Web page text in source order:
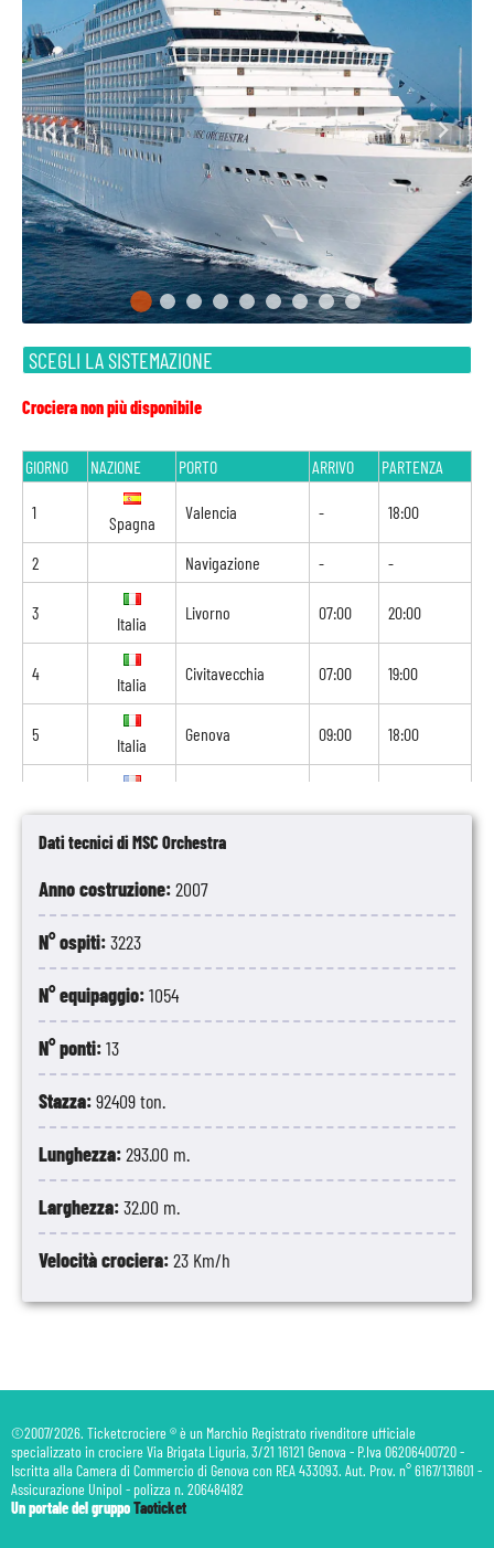
Dati tecnici di MSC Orchestra
Anno costruzione:2007
N° ospiti:3223
N° equipaggio:1054
N° ponti:13
Stazza:92409 ton.
Lunghezza:293.00 m.
Larghezza:32.00 m.
Velocità crociera:23 Km/h
SCEGLI LA SISTEMAZIONE
Crociera non più disponibile
GIORNO NAZIONE PORTO ARRIVO PARTENZA
1
Spagna
Valencia - 18:00
2 Navigazione - -
3
Italia
Livorno 07:00 20:00
4
Italia
Civitavecchia 07:00 19:00
5
Italia
Genova 09:00 18:00
Tarragona
8 Valencia 07:00 -
©2007/2026. Ticketcrociere ® è un Marchio Registrato rivenditore ufficiale
specializzato in crociere Via Brigata Liguria, 3/21 16121 Genova - P.Iva 06206400720 -
Iscritta alla Camera di Commercio di Genova con REA 433093. Aut. Prov. n° 6167/131601 -
Assicurazione Unipol - polizza n. 206484182
Un portale del gruppoTaoticket